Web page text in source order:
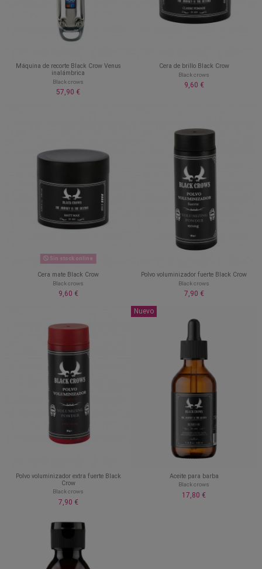
Máquina de recorte Black Crow Venus
inalámbrica
Black crows
57,90 €
Cera de brillo Black Crow
Black crows
9,60 €
Sin stock online
Cera mate Black Crow
Black crows
9,60 €
Polvo voluminizador fuerte Black Crow
Black crows
7,90 €
Polvo voluminizador extra fuerte Black
Crow
Black crows
7,90 €
Nuevo
Aceite para barba
Black crows
17,80 €